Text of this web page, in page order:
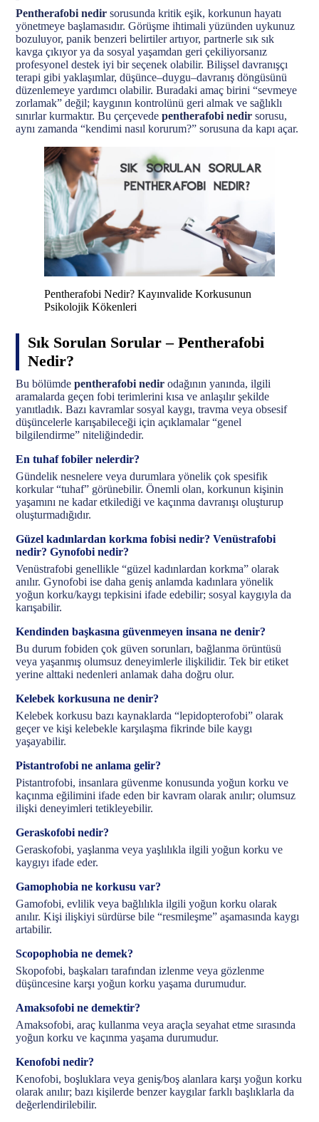
Pentherafobi nedir sorusunda kritik eşik, korkunun hayatı
yönetmeye başlamasıdır. Görüşme ihtimali yüzünden uykunuz
bozuluyor, panik benzeri belirtiler artıyor, partnerle sık sık
kavga çıkıyor ya da sosyal yaşamdan geri çekiliyorsanız
profesyonel destek iyi bir seçenek olabilir. Bilişsel davranışçı
terapi gibi yaklaşımlar, düşünce–duygu–davranış döngüsünü
düzenlemeye yardımcı olabilir. Buradaki amaç birini “sevmeye
zorlamak” değil; kaygının kontrolünü geri almak ve sağlıklı
sınırlar kurmaktır. Bu çerçevede pentherafobi nedir sorusu,
aynı zamanda “kendimi nasıl korurum?” sorusuna da kapı açar.
Pentherafobi Nedir? Kayınvalide Korkusunun
Psikolojik Kökenleri
Sık Sorulan Sorular – Pentherafobi
Nedir?
Bu bölümde pentherafobi nedir odağının yanında, ilgili
aramalarda geçen fobi terimlerini kısa ve anlaşılır şekilde
yanıtladık. Bazı kavramlar sosyal kaygı, travma veya obsesif
düşüncelerle karışabileceği için açıklamalar “genel
bilgilendirme” niteliğindedir.
En tuhaf fobiler nelerdir?
Gündelik nesnelere veya durumlara yönelik çok spesifik
korkular “tuhaf” görünebilir. Önemli olan, korkunun kişinin
yaşamını ne kadar etkilediği ve kaçınma davranışı oluşturup
oluşturmadığıdır.
Güzel kadınlardan korkma fobisi nedir? Venüstrafobi
nedir? Gynofobi nedir?
Venüstrafobi genellikle “güzel kadınlardan korkma” olarak
anılır. Gynofobi ise daha geniş anlamda kadınlara yönelik
yoğun korku/kaygı tepkisini ifade edebilir; sosyal kaygıyla da
karışabilir.
Kendinden başkasına güvenmeyen insana ne denir?
Bu durum fobiden çok güven sorunları, bağlanma örüntüsü
veya yaşanmış olumsuz deneyimlerle ilişkilidir. Tek bir etiket
yerine alttaki nedenleri anlamak daha doğru olur.
Kelebek korkusuna ne denir?
Kelebek korkusu bazı kaynaklarda “lepidopterofobi” olarak
geçer ve kişi kelebekle karşılaşma fikrinde bile kaygı
yaşayabilir.
Pistantrofobi ne anlama gelir?
Pistantrofobi, insanlara güvenme konusunda yoğun korku ve
kaçınma eğilimini ifade eden bir kavram olarak anılır; olumsuz
ilişki deneyimleri tetikleyebilir.
Geraskofobi nedir?
Geraskofobi, yaşlanma veya yaşlılıkla ilgili yoğun korku ve
kaygıyı ifade eder.
Gamophobia ne korkusu var?
Gamofobi, evlilik veya bağlılıkla ilgili yoğun korku olarak
anılır. Kişi ilişkiyi sürdürse bile “resmileşme” aşamasında kaygı
artabilir.
Scopophobia ne demek?
Skopofobi, başkaları tarafından izlenme veya gözlenme
düşüncesine karşı yoğun korku yaşama durumudur.
Amaksofobi ne demektir?
Amaksofobi, araç kullanma veya araçla seyahat etme sırasında
yoğun korku ve kaçınma yaşama durumudur.
Kenofobi nedir?
Kenofobi, boşluklara veya geniş/boş alanlara karşı yoğun korku
olarak anılır; bazı kişilerde benzer kaygılar farklı başlıklarla da
değerlendirilebilir.